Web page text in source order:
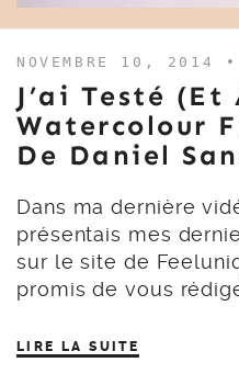
NOVEMBRE 10, 2014
J’ai Testé (et
Watercolour
De Daniel
Dans ma dernière
présentais mes
sur le site de
promis de vous
LIRE LA SUITE